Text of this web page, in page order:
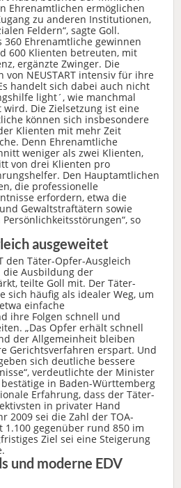
Ehrenamtlichen ermöglichen
zu anderen Institutionen,
Feldern“, sagte Goll.
360 Ehrenamtliche gewinnen
600 Klienten betreuten, mit
ergänzte Zwinger. Die
NEUSTART intensiv für ihre
handelt sich dabei auch nicht
light´, wie manchmal
Die Zielsetzung ist eine
können sich insbesondere
Klienten mit mehr Zeit
Denn Ehrenamtliche
weniger als zwei Klienten,
von drei Klienten pro
Den Hauptamtlichen
die professionelle
erfordern, etwa die
Gewaltstraftätern sowie
so
ausgeweitet
den Täter-Opfer-Ausgleich
Ausbildung der
teilte Goll mit. Der Täter-
sich häufig als idealer Weg, um
einfache
ihre Folgen schnell und
„Das Opfer erhält schnell
der Allgemeinheit bleiben
Gerichtsverfahren erspart. Und
sich deutliche bessere
verdeutlichte der Minister
bestätige in Baden-Württemberg
Erfahrung, dass der Täter-
in privater Hand
2009 sei die Zahl der TOA-
gegenüber rund 850 im
Ziel sei eine Steigerung
und moderne EDV